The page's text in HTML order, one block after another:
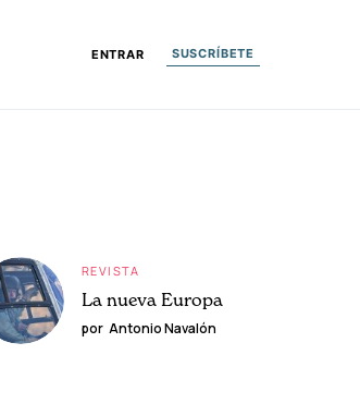
ENTRAR SUSCRÍBETE
REVISTA
La nueva Europa
por Antonio Navalón